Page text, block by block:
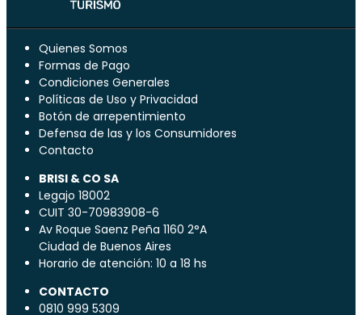
Quienes Somos
Formas de Pago
Condiciones Generales
Políticas de Uso y Privacidad
Botón de arrepentimiento
Defensa de las y los Consumidores
Contacto
BRISI & CO SA
Legajo 18002
CUIT 30-70983908-6
Av Roque Saenz Peña 1160 2°A
Ciudad de Buenos Aires
Horario de atención: 10 a 18 hs
CONTACTO
0810 999 5309